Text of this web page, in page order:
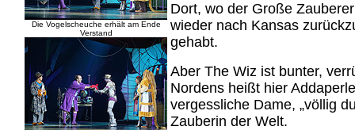
Die Vogelscheuche erhält am Ende
Verstand
Dort, wo der Große
wieder nach Kansas
gehabt.
Aber The Wiz ist bunter,
Nordens heißt hier
vergessliche Dame, „völlig
Zauberin der Welt.